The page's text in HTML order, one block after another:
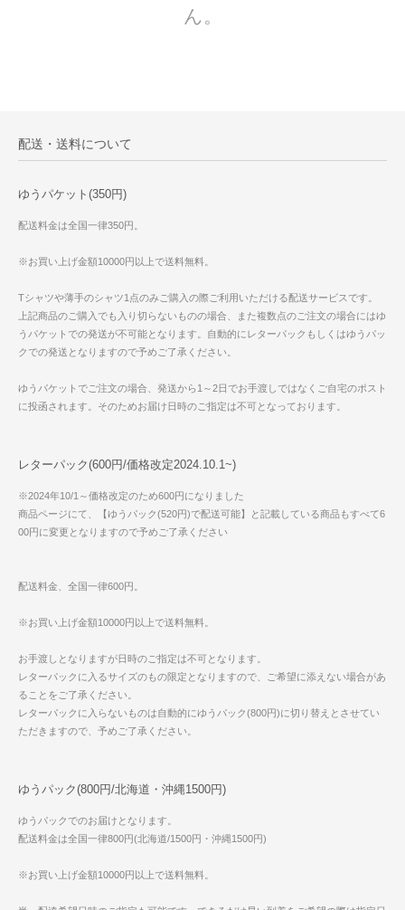
ん。
配送・送料について
ゆうパケット(350円)
配送料金は全国一律350円。
※お買い上げ金額10000円以上で送料無料。
Tシャツや薄手のシャツ1点のみご購入の際ご利用いただける配送サービスです。
上記商品のご購入でも入り切らないものの場合、また複数点のご注文の場合にはゆ
うパケットでの発送が不可能となります。自動的にレターパックもしくはゆうパッ
クでの発送となりますので予めご了承ください。
ゆうパケットでご注文の場合、発送から1～2日でお手渡しではなくご自宅のポスト
に投函されます。そのためお届け日時のご指定は不可となっております。
レターパック(600円/価格改定2024.10.1~)
※2024年10/1～価格改定のため600円になりました
商品ページにて、【ゆうパック(520円)で配送可能】と記載している商品もすべて6
00円に変更となりますので予めご了承ください
配送料金、全国一律600円。
※お買い上げ金額10000円以上で送料無料。
お手渡しとなりますが日時のご指定は不可となります。
レターパックに入るサイズのもの限定となりますので、ご希望に添えない場合があ
ることをご了承ください。
レターパックに入らないものは自動的にゆうパック(800円)に切り替えとさせてい
ただきますので、予めご了承ください。
ゆうパック(800円/北海道・沖縄1500円)
ゆうパックでのお届けとなります。
配送料金は全国一律800円(北海道/1500円・沖縄1500円)
※お買い上げ金額10000円以上で送料無料。